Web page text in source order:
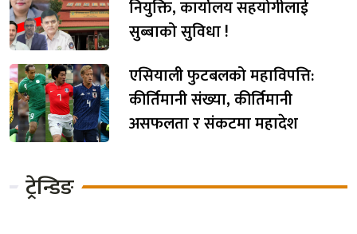
नियुक्ति, कार्यालय सहयोगीलाई
सुब्बाको सुविधा !
एसियाली फुटबलको महाविपत्ति:
कीर्तिमानी संख्या, कीर्तिमानी
असफलता र संकटमा महादेश
ट्रेन्डिङ